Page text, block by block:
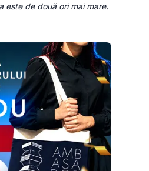
este de două ori mai mare.